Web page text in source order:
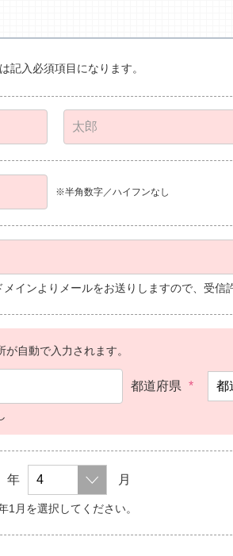
記入必須項目になります。
※半角数字／ハイフンなし
インよりメールをお送りしますので、受信
自動で入力されます。
都道府県 *
年 月
1月を選択してください。